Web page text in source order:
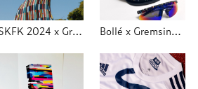
SKFK 2024 x Grems Industry Bollé x Gremsindustry